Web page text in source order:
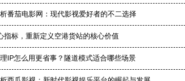
番茄电影网：现代影视爱好者的不二选择
指标，重新定义空港货站的核心价值
IP怎么用更省事？隧道模式适合哪些场景